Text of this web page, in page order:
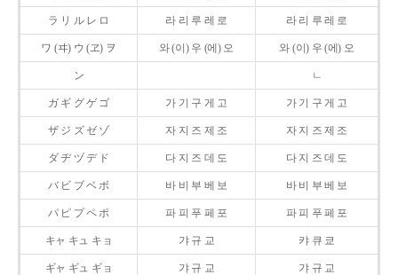
ラ リ ル レ ロ 라 리 루 레 로 라 리 루 레 로
ワ (ヰ) ウ (ヱ) ヲ 와 (이) 우 (에) 오 와 (이) 우 (에) 오
ン ㄴ
ガ ギ グ ゲ ゴ 가 기 구 게 고 가 기 구 게 고
ザ ジ ズ ゼ ゾ 자 지 즈 제 조 자 지 즈 제 조
ダ ヂ ヅ デ ド 다 지 즈 데 도 다 지 즈 데 도
バ ビ ブ ベ ボ 바 비 부 베 보 바 비 부 베 보
パ ピ プ ペ ポ 파 피 푸 페 포 파 피 푸 페 포
キャ キュ キョ 갸 규 교 캬 큐 쿄
ギャ ギュ ギョ 갸 규 교 갸 규 교